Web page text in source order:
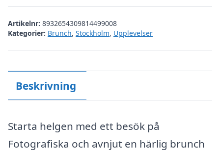
Artikelnr: 8932654309814499008
Kategorier: Brunch, Stockholm, Upplevelser
Beskrivning
Starta helgen med ett besök på
Fotografiska och avnjut en härlig brunch